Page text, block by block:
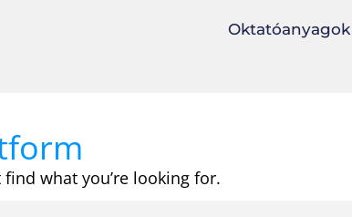
Oktatóanyagok
find what you’re looking for.